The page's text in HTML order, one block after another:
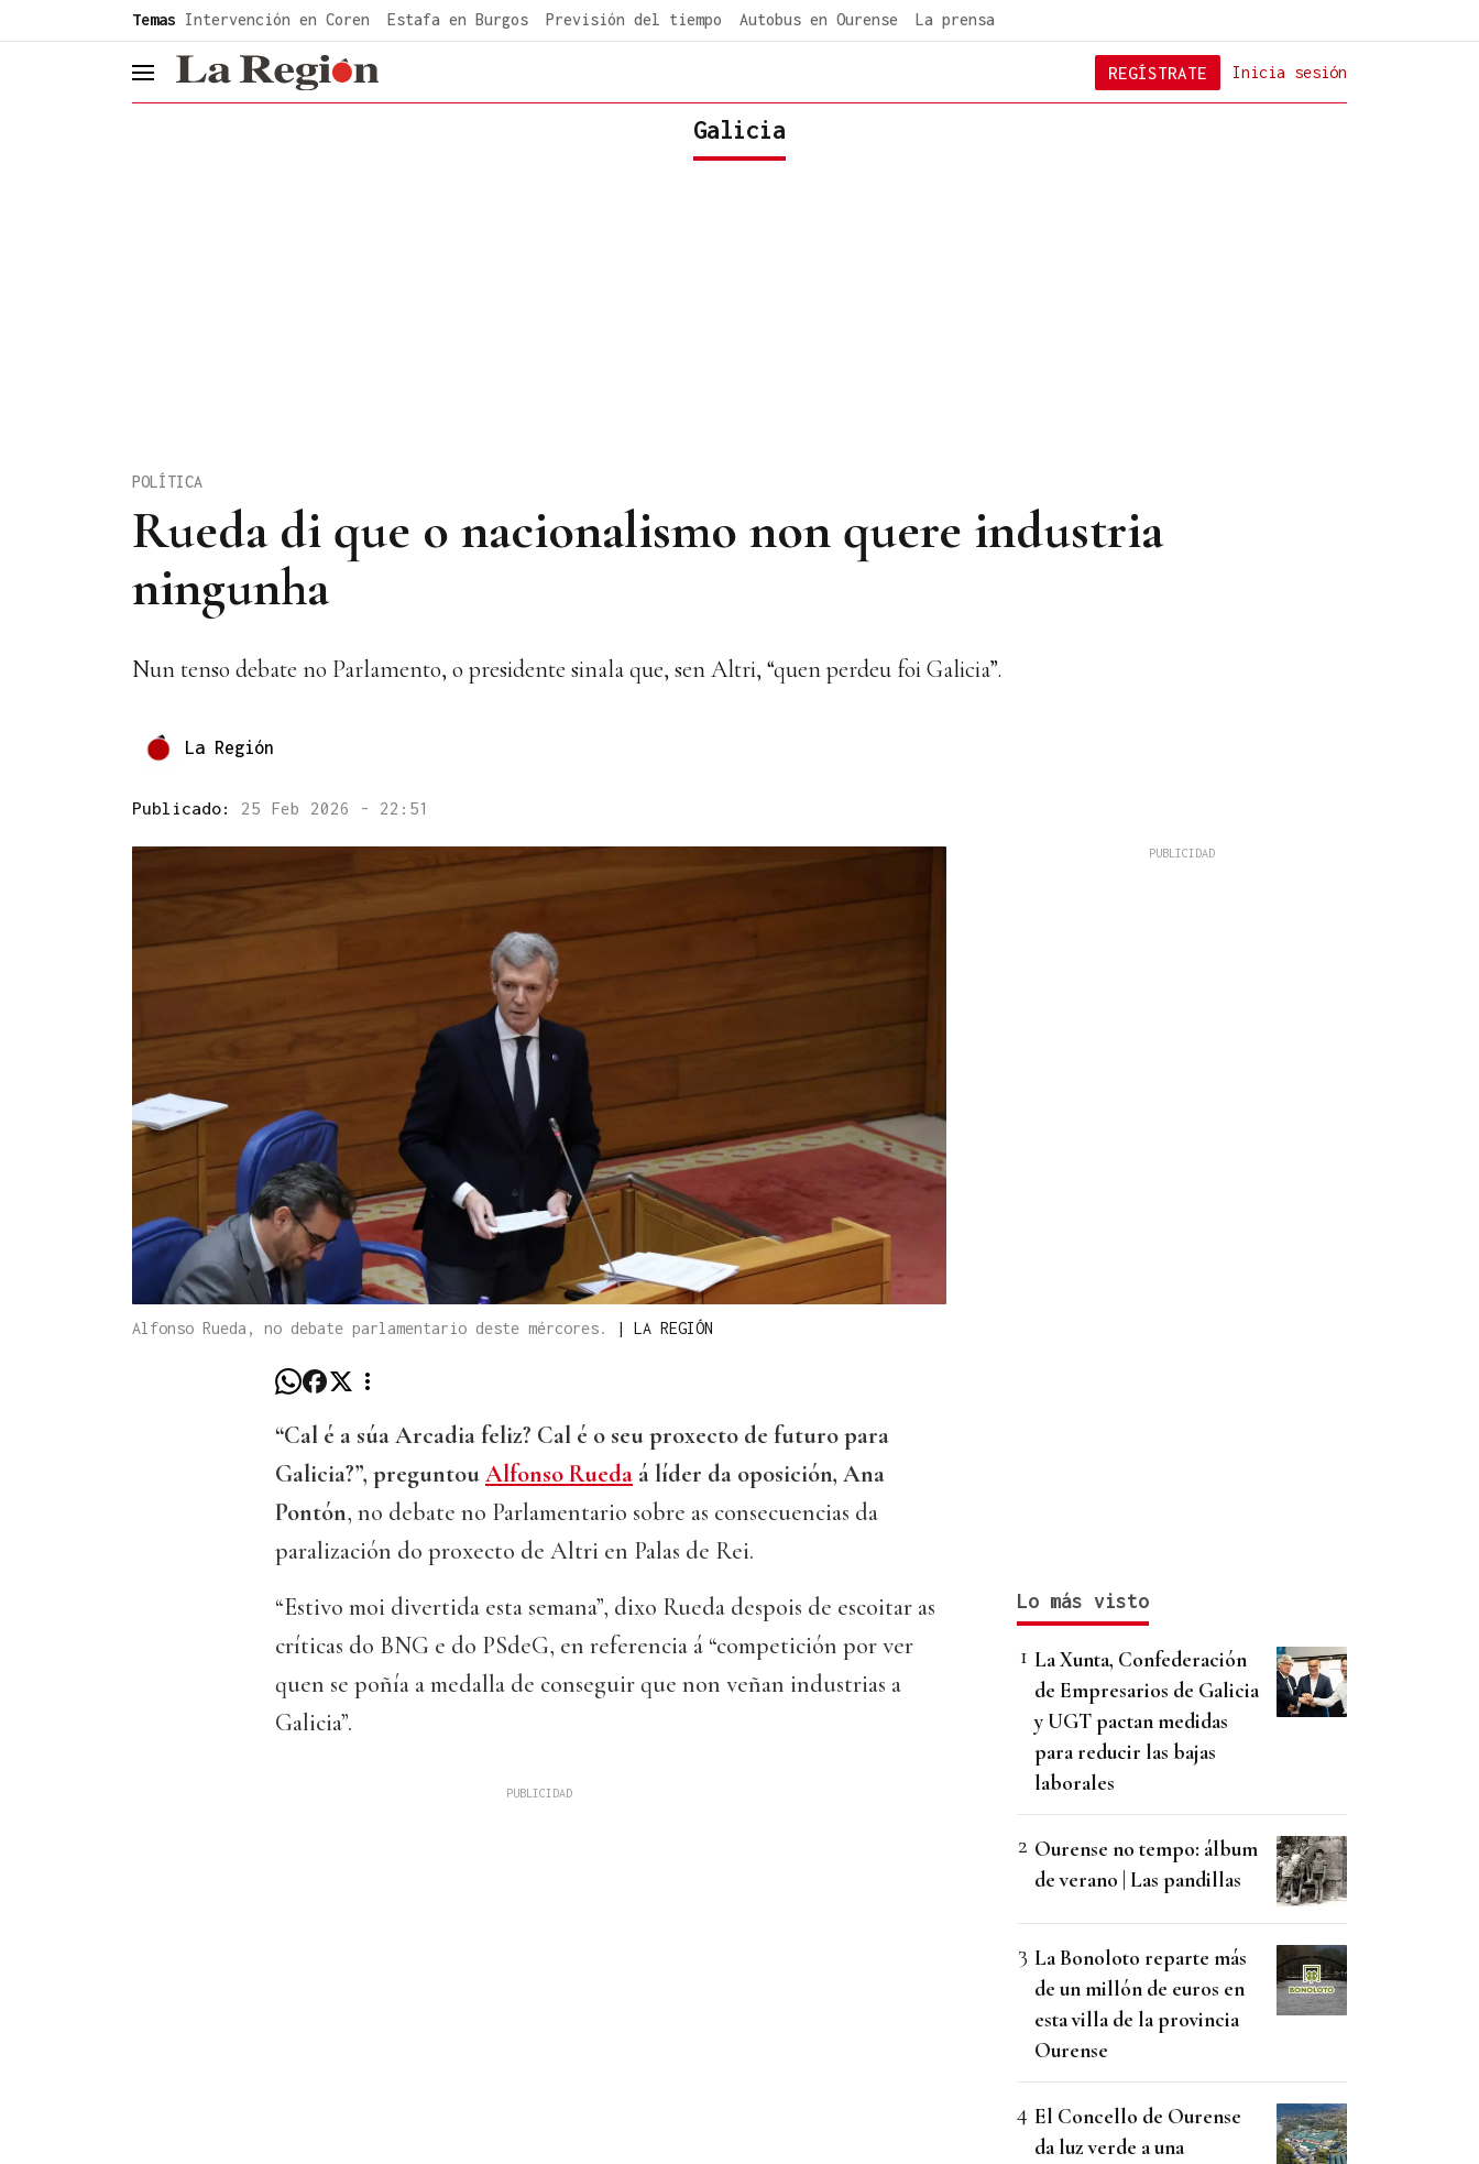
Temas Intervención en Coren Estafa en Burgos Previsión del tiempo Autobus en Ourense La prensa
header.menu.open Inicia sesión
REGÍSTRATE
Galicia
Rueda di que o nacionalismo non quere industria
ningunha
POLÍTICA
Nun tenso debate no Parlamento, o presidente sinala que, sen Altri, “quen perdeu foi Galicia”.
La Región
Publicado: 25 Feb 2026 - 22:51
Alfonso Rueda, no debate parlamentario deste mércores. | LA REGIÓN
“Cal é a súa Arcadia feliz? Cal é o seu proxecto de futuro para
Galicia?”, preguntouAlfonso Rueda á líder da oposición, Ana
Pontón, no debate no Parlamentario sobre as consecuencias da
paralización do proxecto de Altri en Palas de Rei.
“Estivo moi divertida esta semana”, dixo Rueda despois de escoitar as
críticas do BNG e do PSdeG, en referencia á “competición por ver
quen se poñía a medalla de conseguir que non veñan industrias a
Galicia”.
Lo más visto
La Xunta, Confederación
de Empresarios de Galicia
y UGT pactan medidas
para reducir las bajas
laborales
Ourense no tempo: álbum
de verano | Las pandillas
La Bonoloto reparte más
de un millón de euros en
esta villa de la provincia
Ourense
El Concello de Ourense
da luz verde a una